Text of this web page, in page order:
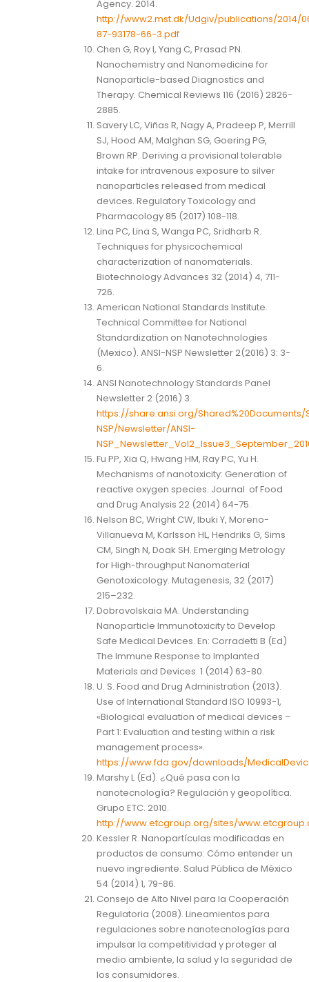
Agency. 2014.
http://www2.mst.dk/Udgiv/publications/2014/
87-93178-66-3.pdf
Chen G, Roy I, Yang C, Prasad PN.
Nanochemistry and Nanomedicine for
Nanoparticle-based Diagnostics and
Therapy. Chemical Reviews 116 (2016) 2826-
2885.
Savery LC, Viñas R, Nagy A, Pradeep P, Merrill
SJ, Hood AM, Malghan SG, Goering PG,
Brown RP. Deriving a provisional tolerable
intake for intravenous exposure to silver
nanoparticles released from medical
devices. Regulatory Toxicology and
Pharmacology 85 (2017) 108-118.
Lina PC, Lina S, Wanga PC, Sridharb R.
Techniques for physicochemical
characterization of nanomaterials.
Biotechnology Advances 32 (2014) 4, 711-
726.
American National Standards Institute.
Technical Committee for National
Standardization on Nanotechnologies
(Mexico). ANSI-NSP Newsletter 2(2016) 3: 3-
6.
ANSI Nanotechnology Standards Panel
Newsletter 2 (2016) 3.
https://share.ansi.org/Shared%20Documents/
NSP/Newsletter/ANSI-
Fu PP, Xia Q, Hwang HM, Ray PC, Yu H.
Mechanisms of nanotoxicity: Generation of
reactive oxygen species. Journal of Food
and Drug Analysis 22 (2014) 64-75.
Nelson BC, Wright CW, Ibuki Y, Moreno-
Villanueva M, Karlsson HL, Hendriks G, Sims
CM, Singh N, Doak SH. Emerging Metrology
for High-throughput Nanomaterial
Genotoxicology. Mutagenesis, 32 (2017)
215–232.
Dobrovolskaia MA. Understanding
Nanoparticle Immunotoxicity to Develop
Safe Medical Devices. En: Corradetti B (Ed)
The Immune Response to Implanted
Materials and Devices. 1 (2014) 63-80.
U. S. Food and Drug Administration (2013).
Use of International Standard ISO 10993-1,
«Biological evaluation of medical devices –
Part 1: Evaluation and testing within a risk
management process».
https://www.fda.gov/downloads/
Marshy L (Ed). ¿Qué pasa con la
nanotecnología? Regulación y geopolítica.
Grupo ETC. 2010.
http://www.etcgroup.org/sites/
Kessler R. Nanopartículas modificadas en
productos de consumo: Cómo entender un
nuevo ingrediente. Salud Pública de México
54 (2014) 1, 79-86.
Consejo de Alto Nivel para la Cooperación
Regulatoria (2008). Lineamientos para
regulaciones sobre nanotecnologías para
impulsar la competitividad y proteger al
medio ambiente, la salud y la seguridad de
los consumidores.